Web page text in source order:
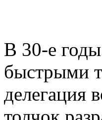
В 30-е
быстрыми
делегация